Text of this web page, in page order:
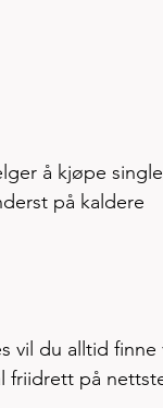
å kjøpe
på kaldere
vil du alltid
friidrett på